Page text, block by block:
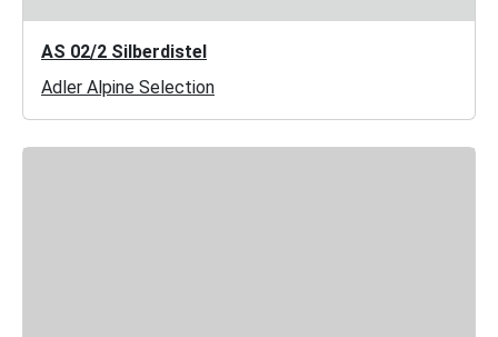
AS 02/2 Silberdistel
Adler Alpine Selection